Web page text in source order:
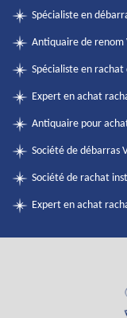
Spécialiste en
Antiquaire de renom
Spécialiste en
Expert en achat
Antiquaire pour
Société de débarras
Société de rachat
Expert en achat